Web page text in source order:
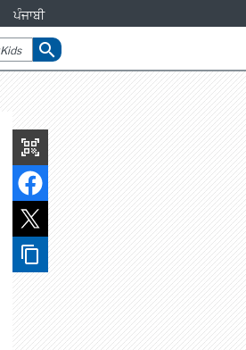
ਪੰਜਾਬੀ
search
qr_code_scanner
content_copy